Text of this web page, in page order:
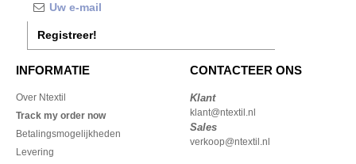
Registreer!
INFORMATIE
Over Ntextil
Track my order now
Betalingsmogelijkheden
Levering
CONTACTEER ONS
Klant
klant@ntextil.nl
Sales
verkoop@ntextil.nl